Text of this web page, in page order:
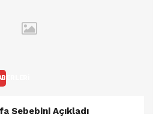
Sebebini Açıkladı